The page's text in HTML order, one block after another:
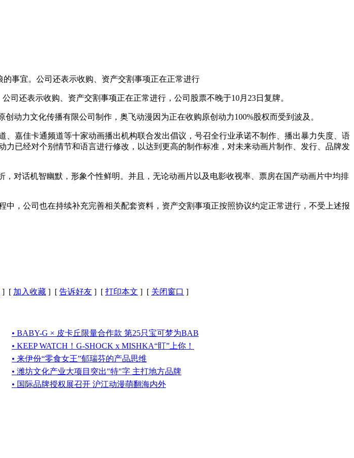
事宜。公司还表示收购、资产交割事项正在正常进行
还表示收购、资产交割事项正在正常进行，公司股票不晚于10月23日复牌。
力文化传播有限公司制作，奥飞动漫因为正在收购原创动力100%股权而受到波及。
佳卡通频道等十家动画播出机构联合发出倡议，号召全行业承诺不制作、播出暴力失度、语
已经对个别情节和语言进行修改，以达到更高的制作标准，对未来动画片制作、发行、品牌发
话机智幽默，形象个性鲜明。并且，无论动画片以及电影收视率、票房在国产动画片中均排
公司也在持续补充完善相关配套资料，资产交割事项正按照协议约定正常进行，不受上述报
] [ 加入收藏 ] [ 告诉好友 ] [ 打印本文 ] [ 关闭窗口 ]
• BABY-G × 皮卡丘限量合作款 第25只宝可梦为BAB
• KEEP WATCH！G-SHOCK x MISHKA“盯”上你！
• 来伊份“零食女王”郁瑞芬的产品思维
• 潍坊文化产业大项目突出"特"字 主打地方品牌
• 国际品牌授权展召开 沪江动漫萌翻海内外